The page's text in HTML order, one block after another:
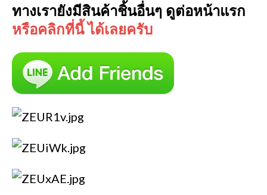
ทางเรายังมีสินค้าชิ้นอื่นๆ ดูต่อหน้าแรก
หรือคลิกที่นี้ ได้เลยครับ